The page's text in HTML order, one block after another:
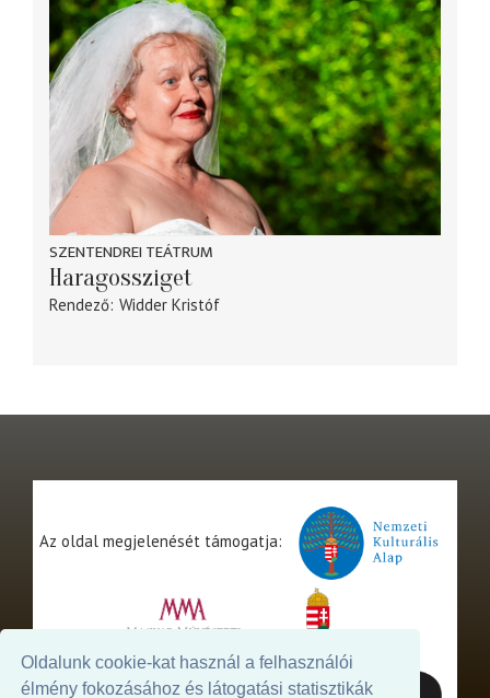
Oldalunk cookie-kat használ a felhasználói
élmény fokozásához és látogatási statisztikák
SZENTENDREI TEÁTRUM
Haragossziget
Rendező Widder Kristóf
Az oldal megjelenését támogatja: